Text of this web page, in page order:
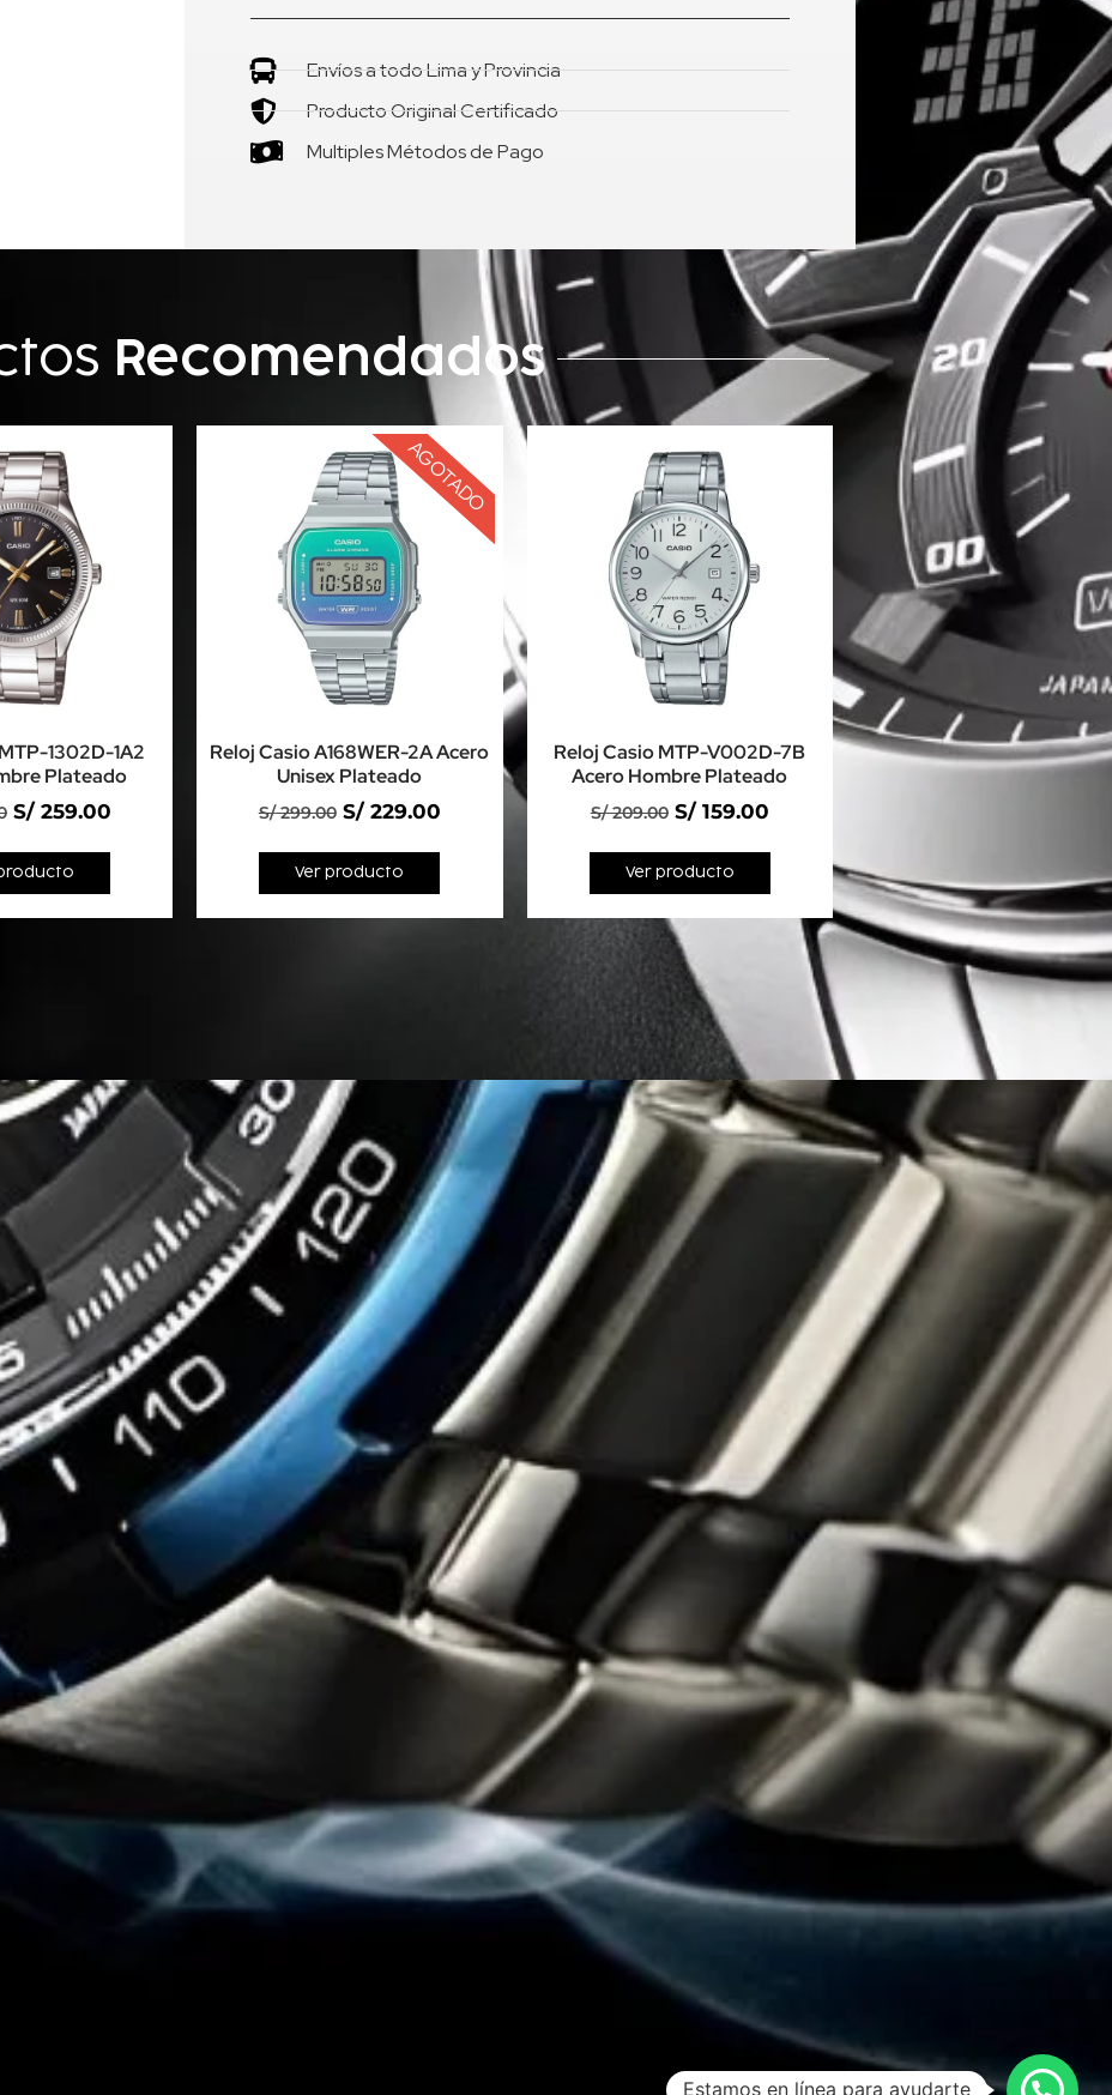
Envíos a todo Lima y Provincia
Producto Original Certificado
Multiples Métodos de Pago
Recomendados
1302D-1A2
Plateado
S/259.00
AGOTADO
Reloj Casio A168WER-2A Acero
Unisex Plateado
S/299.00 S/229.00
Ver producto
Reloj Casio MTP-V002D-7B
Acero Hombre Plateado
S/209.00 S/159.00
Ver producto
Estamos en línea para ayudarte